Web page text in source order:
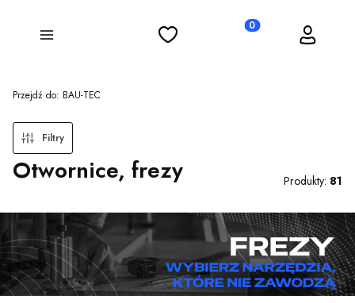
Menu Ulubione Produkty w koszyku:
Koszyk Zaloguj się
Przejdź do: BAU-TEC
Filtry
Otwornice, frezy Produkty: 81